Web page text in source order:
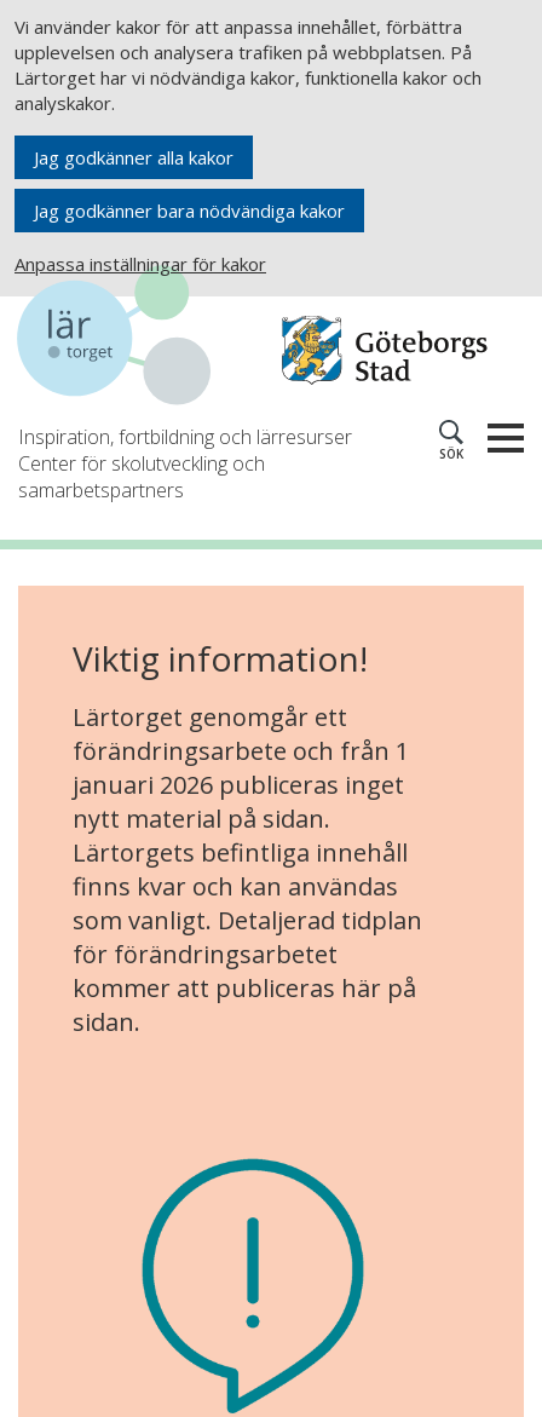
Vi använder kakor för att anpassa innehållet, förbättra
upplevelsen och analysera trafiken på webbplatsen. På
Lärtorget har vi nödvändiga kakor, funktionella kakor och
analyskakor.
Jag godkänner alla kakor
Jag godkänner bara nödvändiga kakor
Anpassa inställningar för kakor
Inspiration, fortbildning och lärresurser
Center för skolutveckling och
samarbetspartners
SÖK
Viktig information!
Lärtorget genomgår ett
förändringsarbete och från 1
januari 2026 publiceras inget
nytt material på sidan.
Lärtorgets befintliga innehåll
finns kvar och kan användas
som vanligt. Detaljerad tidplan
för förändringsarbetet
kommer att publiceras här på
sidan.